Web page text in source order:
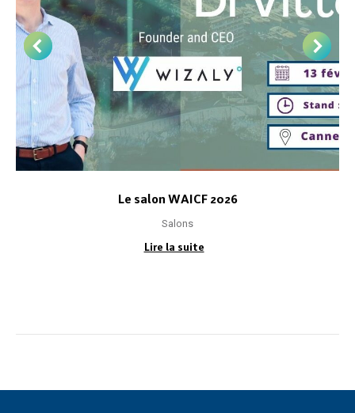
Le salon WAICF 2026
Salons
Lire la suite